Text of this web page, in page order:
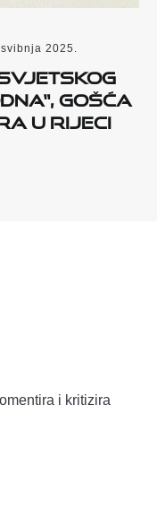
2025.
gošća
u Rijeci
i kritizira